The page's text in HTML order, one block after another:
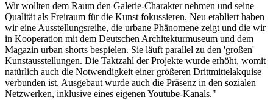
Wir wollten dem Raum den Galerie-Charakter nehmen und seine
Qualität als Freiraum für die Kunst fokussieren. Neu etabliert haben
wir eine Ausstellungsreihe, die urbane Phänomene zeigt und die wir
in Kooperation mit dem Deutschen Architekturmuseum und dem
Magazin urban shorts bespielen. Sie läuft parallel zu den 'großen'
Kunstausstellungen. Die Taktzahl der Projekte wurde erhöht, womit
natürlich auch die Notwendigkeit einer größeren Drittmittelakquise
verbunden ist. Ausgebaut wurde auch die Präsenz in den sozialen
Netzwerken, inklusive eines eigenen Youtube-Kanals."